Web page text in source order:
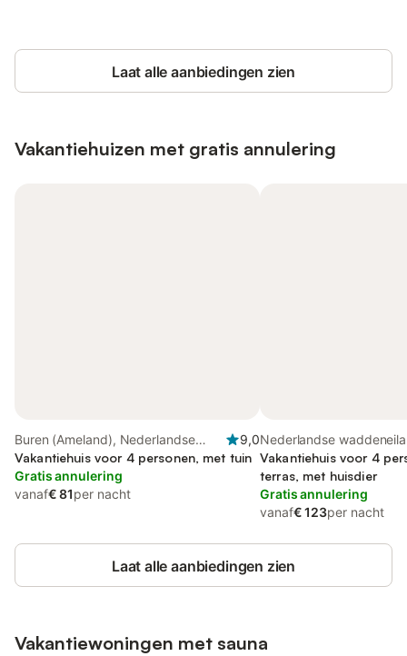
Laat alle aanbiedingen zien
Vakantiehuizen met gratis annulering
Buren (Ameland), Nederlandse
waddeneilanden
9,0
Vakantiehuis voor 4 personen, met tuin
Gratis annulering
vanaf€ 81per nacht
Nederlandse
Vakantiehuis voor 4
terras, met huisdier
Gratis annulering
vanaf€ 123per nacht
Laat alle aanbiedingen zien
Vakantiewoningen met sauna